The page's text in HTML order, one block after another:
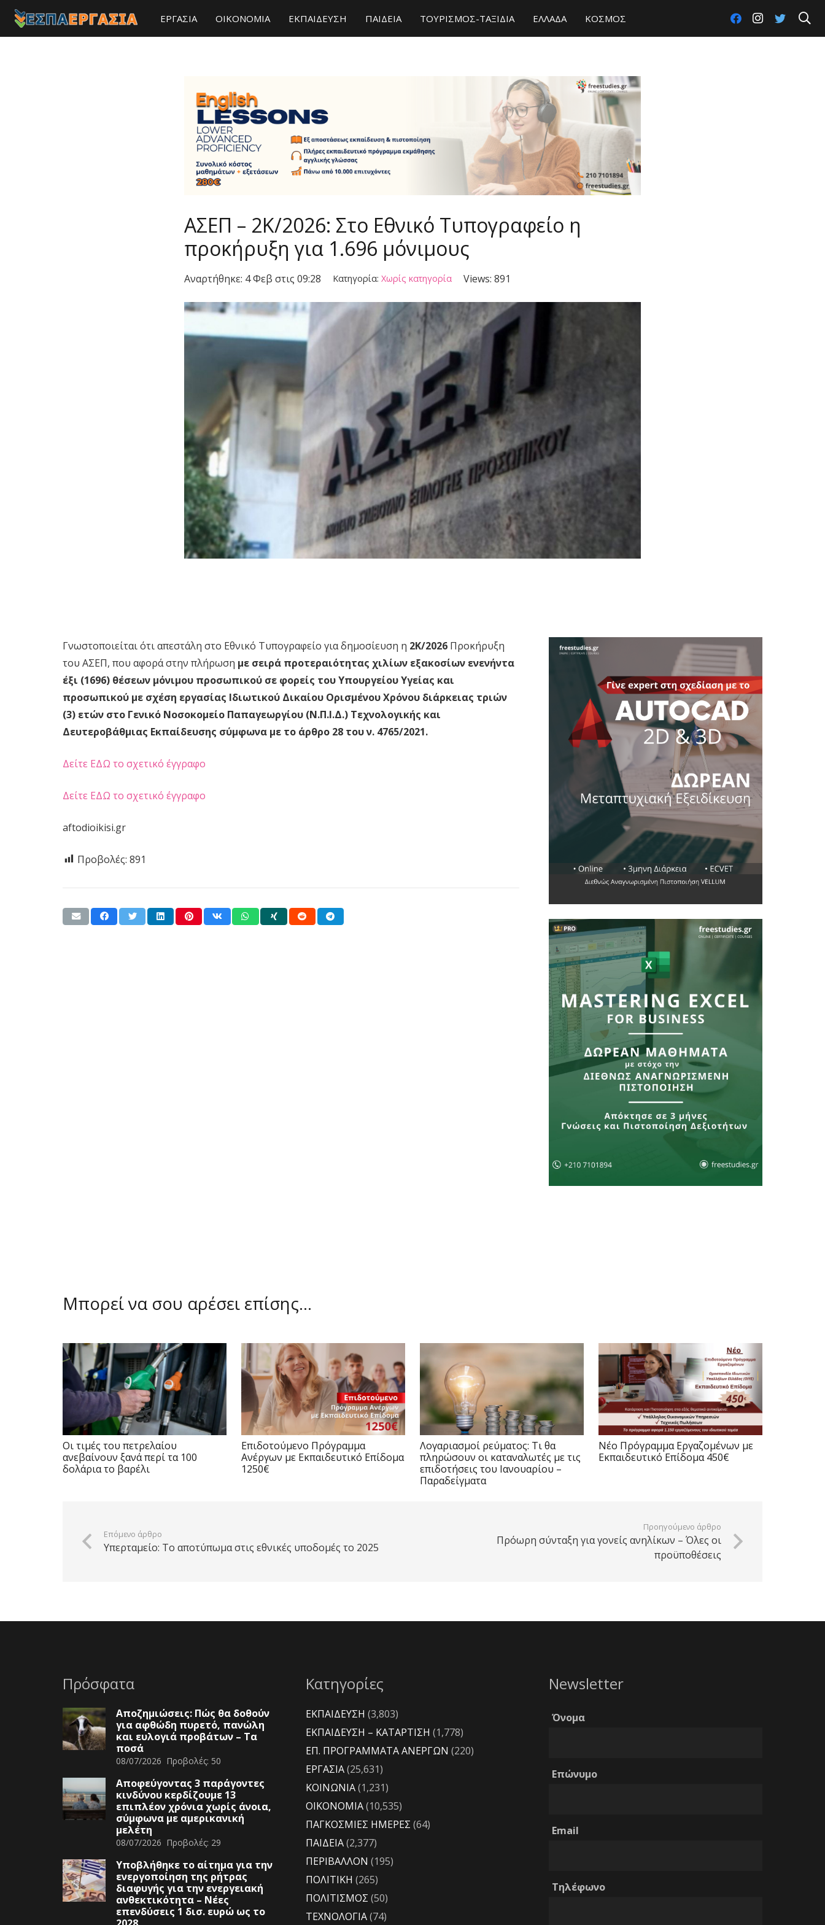
ΕΡΓΑΣΙΑ ΟΙΚΟΝΟΜΙΑ ΕΚΠΑΙΔΕΥΣΗ ΠΑΙΔΕΙΑ ΤΟΥΡΙΣΜΟΣ-ΤΑΞΙΔΙΑ ΕΛΛΑΔΑ ΚΟΣΜΟΣ
ΑΣΕΠ – 2Κ/2026: Στο Εθνικό Τυπογραφείο η
προκήρυξη για 1.696 μόνιμους
Αναρτήθηκε: 4 Φεβ στις 09:28 Κατηγορία:Χωρίς κατηγορία Views:891
Γνωστοποιείται ότι απεστάλη στο Εθνικό Τυπογραφείο για δημοσίευση η 2K/2026 Προκήρυξη
του ΑΣΕΠ, που αφορά στην πλήρωση με σειρά προτεραιότητας χιλίων εξακοσίων ενενήντα
έξι (1696) θέσεων μόνιμου προσωπικού σε φορείς του Υπουργείου Υγείας και
προσωπικού με σχέση εργασίας Ιδιωτικού Δικαίου Ορισμένου Χρόνου διάρκειας τριών
(3) ετών στο Γενικό Νοσοκομείο Παπαγεωργίου (Ν.Π.Ι.Δ.) Τεχνολογικής και
Δευτεροβάθμιας Εκπαίδευσης σύμφωνα με το άρθρο 28 του ν. 4765/2021.
Δείτε ΕΔΩ το σχετικό έγγραφο
Δείτε ΕΔΩ το σχετικό έγγραφο
aftodioikisi.gr
Προβολές: 891
Μπορεί να σου αρέσει επίσης…
Οι τιμές του πετρελαίου
ανεβαίνουν ξανά περί τα 100
δολάρια το βαρέλι
Επιδοτούμενο Πρόγραμμα
Ανέργων με Εκπαιδευτικό Επίδομα
1250€
Λογαριασμοί ρεύματος: Τι θα
πληρώσουν οι καταναλωτές με τις
επιδοτήσεις του Ιανουαρίου –
Παραδείγματα
Νέο Πρόγραμμα Εργαζομένων με
Εκπαιδευτικό Επίδομα 450€
Επόμενο άρθρο
Υπερταμείο: Το αποτύπωμα στις εθνικές υποδομές το 2025
Προηγούμενο άρθρο
Πρόωρη σύνταξη για γονείς ανηλίκων – Όλες οι
προϋποθέσεις
Πρόσφατα
Αποζημιώσεις: Πώς θα δοθούν
για αφθώδη πυρετό, πανώλη
και ευλογιά προβάτων – Τα
ποσά
08/07/2026 Προβολές: 50
Αποφεύγοντας 3 παράγοντες
κινδύνου κερδίζουμε 13
επιπλέον χρόνια χωρίς άνοια,
σύμφωνα με αμερικανική
μελέτη
08/07/2026 Προβολές: 29
Υποβλήθηκε το αίτημα για την
ενεργοποίηση της ρήτρας
διαφυγής για την ενεργειακή
ανθεκτικότητα – Νέες
επενδύσεις 1 δισ. ευρώ ως το
Κατηγορίες
ΕΚΠΑΙΔΕΥΣΗ (3,803)
ΕΚΠΑΙΔΕΥΣΗ – ΚΑΤΑΡΤΙΣΗ (1,778)
ΕΠ. ΠΡΟΓΡΑΜΜΑΤΑ ΑΝΕΡΓΩΝ (220)
ΕΡΓΑΣΙΑ(25,631)
ΚΟΙΝΩΝΙΑ(1,231)
ΟΙΚΟΝΟΜΙΑ(10,535)
ΠΑΓΚΟΣΜΙΕΣ ΗΜΕΡΕΣ (64)
ΠΑΙΔΕΙΑ(2,377)
ΠΕΡΙΒΑΛΛΟΝ (195)
ΠΟΛΙΤΙΚΗ (265)
ΠΟΛΙΤΙΣΜΟΣ (50)
ΤΕΧΝΟΛΟΓΙΑ(74)
Newsletter
Όνομα
Επώνυμο
Email
Τηλέφωνο